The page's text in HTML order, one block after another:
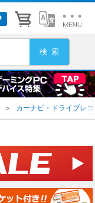
＞ カーナビ・ドライブレ